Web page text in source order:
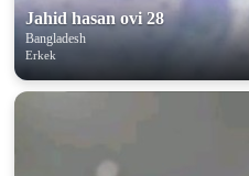
Jahid hasan ovi 28
Bangladesh
Erkek